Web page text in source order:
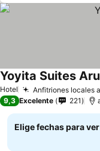
Hotel Anfitriones locales
Yoyita Suites
9,3 Excelente 221
Elige fechas para